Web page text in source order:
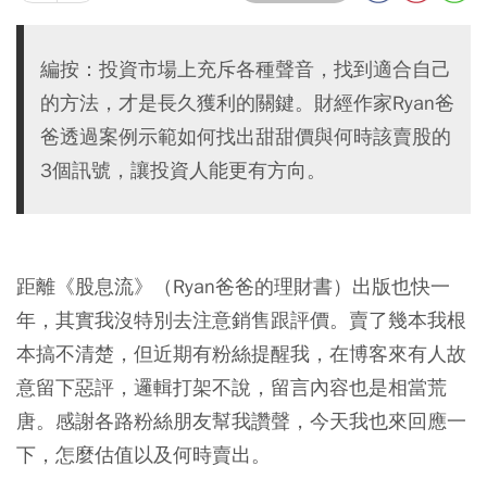
編按：投資市場上充斥各種聲音，找到適合自己
的方法，才是長久獲利的關鍵。財經作家Ryan爸
爸透過案例示範如何找出甜甜價與何時該賣股的
3個訊號，讓投資人能更有方向。
距離《股息流》（Ryan爸爸的理財書）出版也快一
年，其實我沒特別去注意銷售跟評價。賣了幾本我根
本搞不清楚，但近期有粉絲提醒我，在博客來有人故
意留下惡評，邏輯打架不說，留言內容也是相當荒
唐。感謝各路粉絲朋友幫我讚聲，今天我也來回應一
下，怎麼估值以及何時賣出。